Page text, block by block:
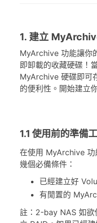
1. 建立
MyArchive 功能讓你
即卸載的收藏硬碟！
MyArchive 硬碟即可
的便利性。開始建立
1.1 使用前的準備
在使用 MyArchive 功
幾個必備條件：
已經建立好
有閒置的
註：2-bay NAS 如欲